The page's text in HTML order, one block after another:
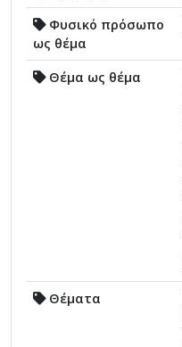
Φυσικό πρόσωπο
ως θέμα
Θέμα ως θέμα
Θέματα